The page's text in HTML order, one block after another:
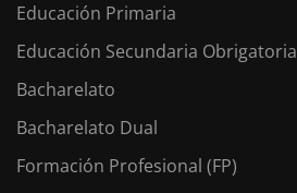
Educación Primaria
Educación Secundaria Obrigatoria
Bacharelato
Bacharelato Dual
Formación Profesional (FP)